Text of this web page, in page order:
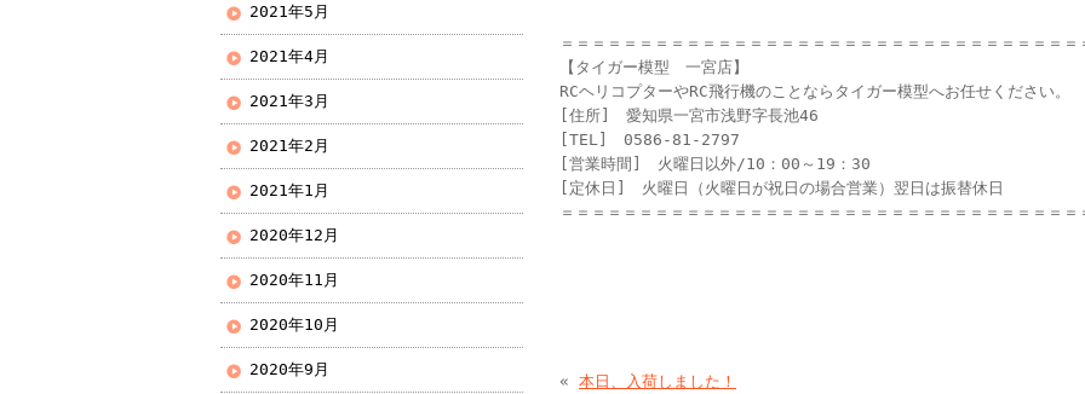
＝＝＝＝＝＝＝＝＝＝＝＝＝＝＝＝＝＝＝＝＝＝＝＝＝＝＝＝＝＝＝＝＝
【タイガー模型 一宮店】
RCヘリコプターやRC飛行機のことならタイガー模型へお任せください。
[住所] 愛知県一宮市浅野字長池46
[TEL] 0586-81-2797
[営業時間] 火曜日以外/10：00～19：30
[定休日] 火曜日（火曜日が祝日の場合営業）翌日は振替休日
＝＝＝＝＝＝＝＝＝＝＝＝＝＝＝＝＝＝＝＝＝＝＝＝＝＝＝＝＝＝＝＝＝
« 本日、入荷しました！
2021年5月
2021年4月
2021年3月
2021年2月
2021年1月
2020年12月
2020年11月
2020年10月
2020年9月